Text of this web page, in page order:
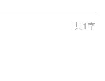
共1字